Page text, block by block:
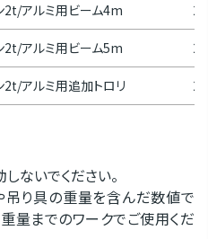
2t/アルミ用ビーム4m 2
2t/アルミ用ビーム5m 2
2t/アルミ用追加トロリ 2
ないでください。
吊り具の重量を含んだ数値で
量までのワークでご使用くだ